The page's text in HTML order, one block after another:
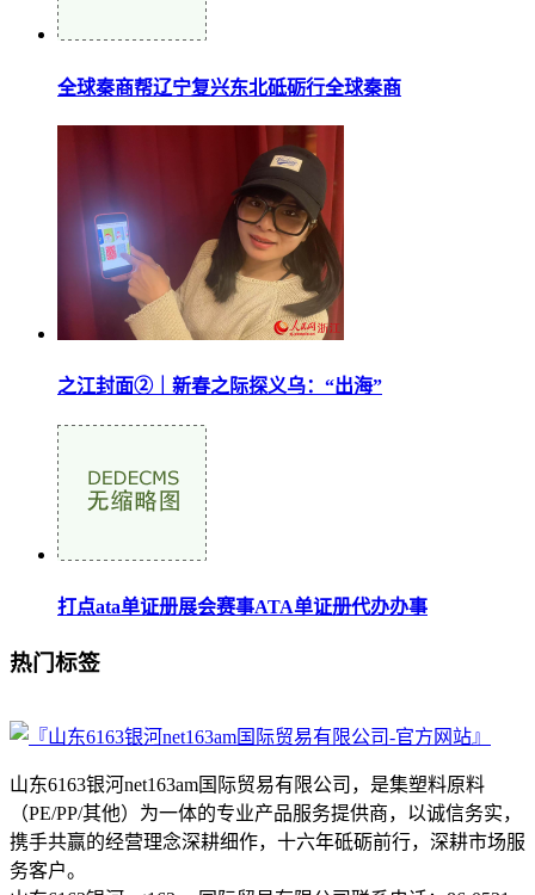
全球秦商帮辽宁复兴东北砥砺行全球秦商
之江封面②｜新春之际探义乌：“出海”
打点ata单证册展会赛事ATA单证册代办办事
热门标签
山东6163银河net163am国际贸易有限公司，是集塑料原料
（PE/PP/其他）为一体的专业产品服务提供商，以诚信务实，
携手共赢的经营理念深耕细作，十六年砥砺前行，深耕市场服
务客户。